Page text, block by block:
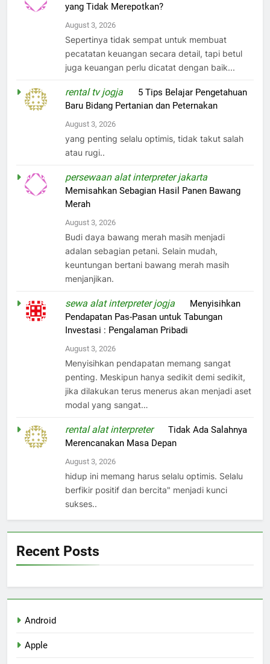
yang Tidak Merepotkan?
August 3, 2026
Sepertinya tidak sempat untuk membuat
pecatatan keuangan secara detail, tapi betul
juga keuangan perlu dicatat dengan baik...
rental tv jogja
5 Tips Belajar Pengetahuan
Baru Bidang Pertanian dan Peternakan
August 3, 2026
yang penting selalu optimis, tidak takut salah
atau rugi..
persewaan alat interpreter jakarta
Memisahkan Sebagian Hasil Panen Bawang
Merah
August 3, 2026
Budi daya bawang merah masih menjadi
adalan sebagian petani. Selain mudah,
keuntungan bertani bawang merah masih
menjanjikan.
sewa alat interpreter jogja
Menyisihkan
Pendapatan Pas-Pasan untuk Tabungan
Investasi : Pengalaman Pribadi
August 3, 2026
Menyisihkan pendapatan memang sangat
penting. Meskipun hanya sedikit demi sedikit,
jika dilakukan terus menerus akan menjadi aset
modal yang sangat…
rental alat interpreteronTidak Ada Salahnya
Merencanakan Masa Depan
August 3, 2026
hidup ini memang harus selalu optimis. Selalu
berfikir positif dan bercita" menjadi kunci
sukses..
Recent Posts
Android
Apple